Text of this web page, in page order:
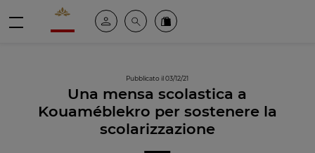
Valrhona - Imaginons le meilleur du chocolat
Il mio account
Cerca Ordinate i nostri prodotti online
Pubblicato il 03/12/21
Una mensa scolastica a
Kouaméblekro per sostenere la
scolarizzazione